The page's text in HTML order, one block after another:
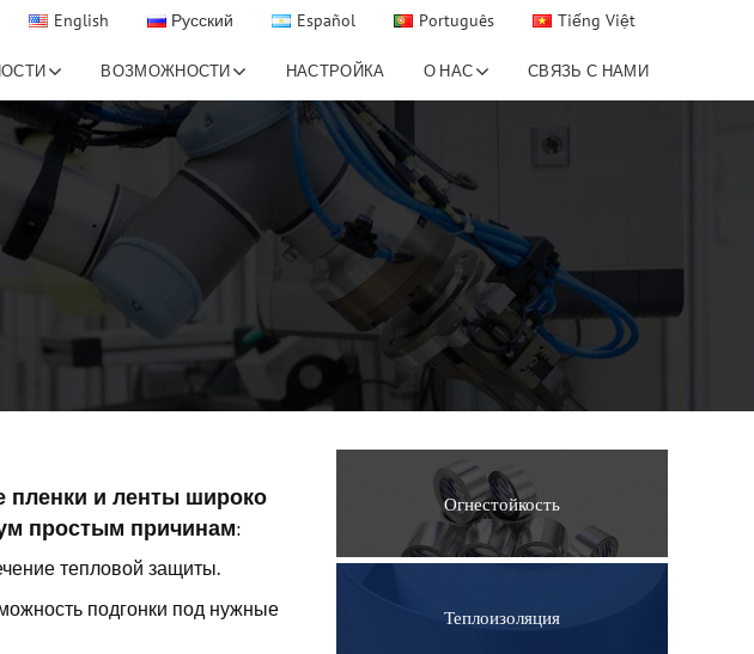
English Русский Español Português Tiếng Việt
ВОЗМОЖНОСТИ НАСТРОЙКА О НАС СВЯЗЬ С НАМИ
пленки и ленты широко
простым причинам:
тепловой защиты.
подгонки под нужные
Огнестойкость
Теплоизоляция